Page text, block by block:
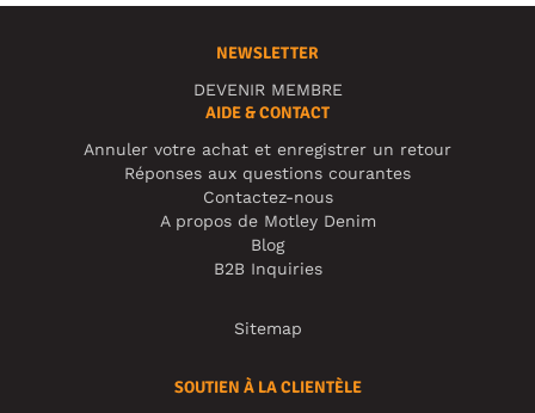
NEWSLETTER
DEVENIR MEMBRE
AIDE & CONTACT
Annuler votre achat et enregistrer un retour
Réponses aux questions courantes
Contactez-nous
A propos de Motley Denim
Blog
B2B Inquiries
Sitemap
SOUTIEN À LA CLIENTÈLE